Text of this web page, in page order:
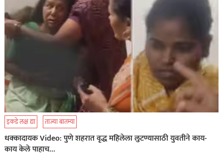
इकडे लक्ष द्या ताज्या बातम्या
धक्कादायक Video: पुणे शहरात वृद्ध महिलेला लुटण्यासाठी युवतीने काय-
काय केले पाहाच…